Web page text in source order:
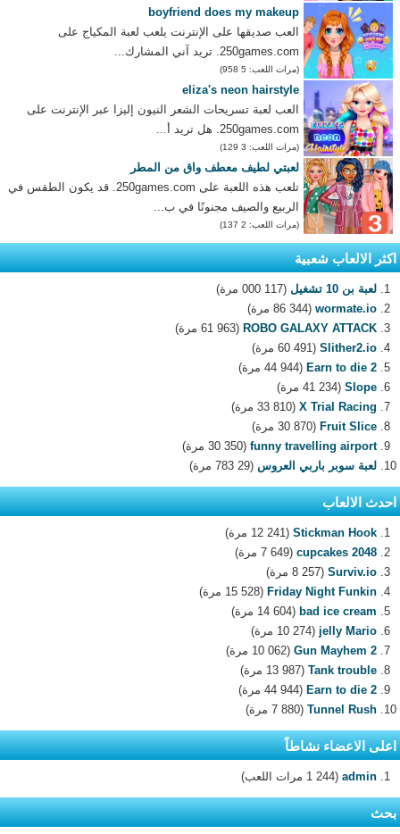
boyfriend does my makeup
العب صديقها على الإنترنت يلعب لعبة المكياج على
250games.com. تريد آني المشارك...
(مرات اللعب: 5 958)
eliza's neon hairstyle
العب لعبة تسريحات الشعر النيون إليزا عبر الإنترنت على
250games.com. هل تريد أ...
(مرات اللعب: 3 129)
لعبتي لطيف معطف واق من المطر
تلعب هذه اللعبة على 250games.com. قد يكون الطقس في
الربيع والصيف مجنونًا في ب...
(مرات اللعب: 2 137)
اكثر الالعاب شعبية
لعبة بن 10 تشغيل
(117 000 مرة)
wormate.io (86 344 مرة)
ROBO GALAXY ATTACK (61 963 مرة)
Slither2.io (60 491 مرة)
Earn to die 2 (44 944 مرة)
Slope (41 234 مرة)
X Trial Racing (33 810 مرة)
Fruit Slice (30 870 مرة)
funny travelling airport (30 350 مرة)
لعبة سوبر باربي العروس (29 783 مرة)
احدث الالعاب
Stickman Hook (12 241 مرة)
2048 cupcakes
(7 649 مرة)
Surviv.io (8 257 مرة)
Friday Night Funkin (15 528 مرة)
bad ice cream (14 604 مرة)
jelly Mario (10 274 مرة)
Gun Mayhem 2 (10 062 مرة)
Tank trouble (13 987 مرة)
Earn to die 2 (44 944 مرة)
Tunnel Rush (7 880 مرة)
اعلى الاعضاء نشاطاً
admin (1 244 مرات اللعب)
بحث